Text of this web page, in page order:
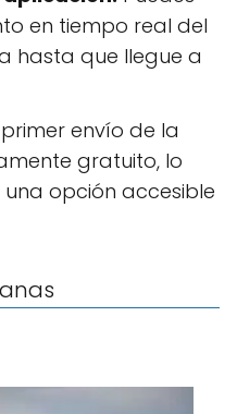
en tiempo real del
hasta que llegue a
primer envío de la
gratuito, lo
opción accesible